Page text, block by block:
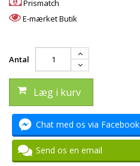
Prismatch
E-mærket Butik
Antal
Læg i kurv
Chat med os via Facebook
Send os en email